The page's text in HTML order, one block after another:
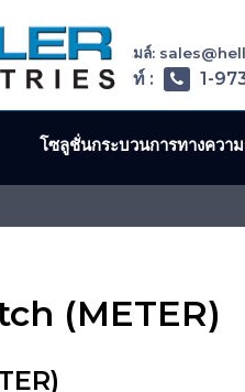
(METER)
อีเมล์:
โทรศัพท์ : 1-
โซลูชั่นกระบวนการทางควา